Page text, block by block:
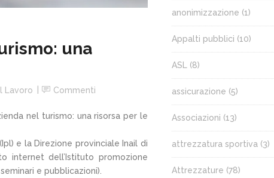
una
Lavoro Commenti
nel turismo: una risorsa per le
e la Direzione provinciale Inail di
internet dell’Istituto promozione
e pubblicazioni).
anonimizzazione (1)
Appalti pubblici (10)
ASL (8)
assicurazione (5)
Associazioni (13)
attrezzatura sportiva (3)
Attrezzature (78)